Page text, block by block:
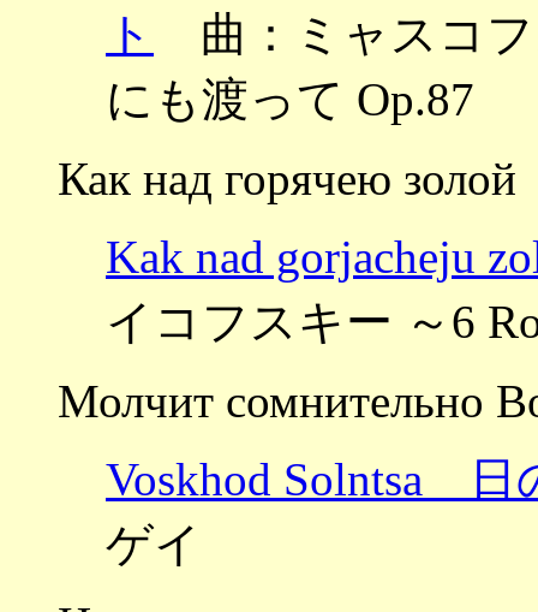
ト
曲：ミャスコフ
にも渡って Op.87
Как над горячею золой
Kak nad gorjacheju
イコフスキー ～6
Молчит сомнительно
Voskhod Solntsa 日
ゲイ